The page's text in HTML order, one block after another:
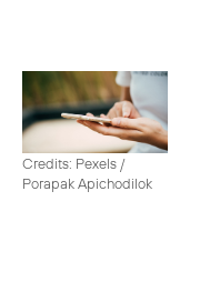
Credits: Pexels /
Porapak Apichodilok